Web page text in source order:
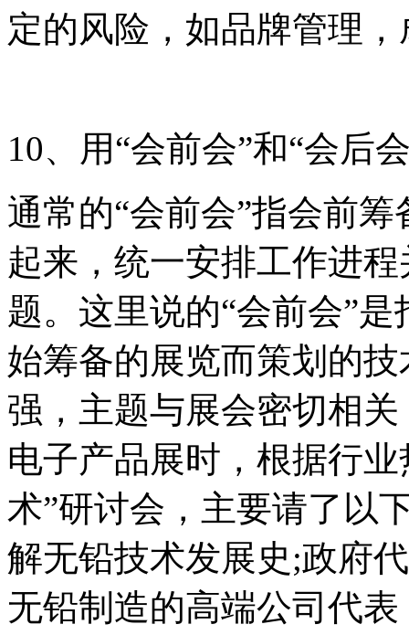
定的风险，如品牌管理
10、用“会前会”和“会后
通常的“会前会”指会前
起来，统一安排工作进
题。这里说的“会前会”
始筹备的展览而策划的
强，主题与展会密切相
电子产品展时，根据行
术”研讨会，主要请了以
解无铅技术发展史;政府
无铅制造的高端公司代